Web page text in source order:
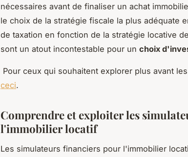
nécessaires avant de finaliser un achat
le choix de la stratégie fiscale la plus adéquate
de taxation en fonction de la stratégie locative
sont un atout incontestable pour un choix
Pour ceux qui souhaitent explorer plus avant
ceci.
Comprendre et exploiter les
l'immobilier locatif
Les simulateurs financiers pour l'immobilier